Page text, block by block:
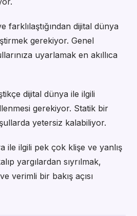
farklılaştığından dijital dünya
gerekiyor. Genel
uyarlamak en akıllıca
dijital dünya ile ilgili
gerekiyor. Statik bir
yetersiz kalabiliyor.
ile ilgili pek çok klişe ve yanlış
yargılardan sıyrılmak,
verimli bir bakış açısı